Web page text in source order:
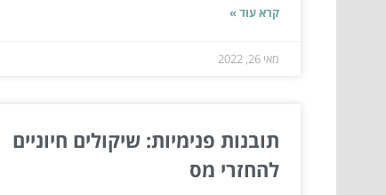
קרא עוד »
מאי 26, 2022
תובנות פנימיות: שיקולים חיוניים
להחזרי מס